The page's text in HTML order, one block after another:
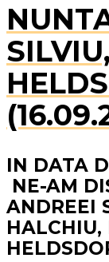
IN DATA
NE-AM
ANDREEI
HALCHIU,